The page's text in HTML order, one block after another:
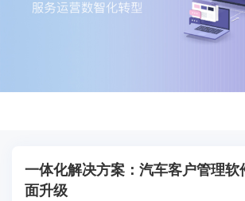
一体化解决方案：汽车客户管理软
面升级